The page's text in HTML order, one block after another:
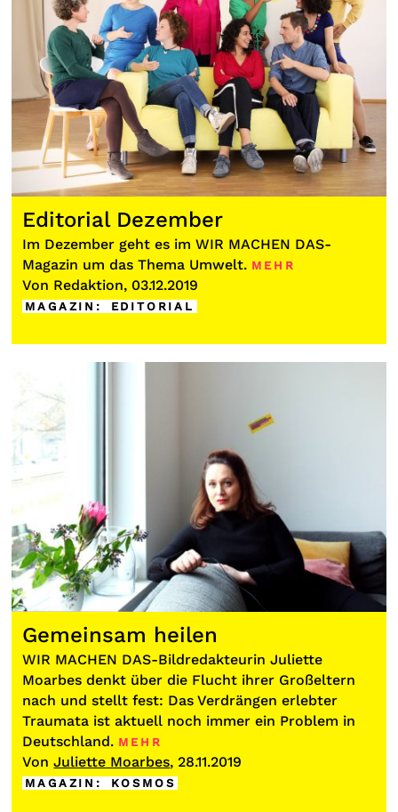
Editorial Dezember
Im Dezember geht es im WIR MACHEN DAS-
Magazin um das Thema Umwelt. MEHR
Von Redaktion, 03.12.2019
MAGAZIN : EDITORIAL
Gemeinsam heilen
WIR MACHEN DAS-Bildredakteurin Juliette
Moarbes denkt über die Flucht ihrer Großeltern
nach und stellt fest: Das Verdrängen erlebter
Traumata ist aktuell noch immer ein Problem in
Deutschland. MEHR
VonJuliette Moarbes, 28.11.2019
MAGAZIN : KOSMOS